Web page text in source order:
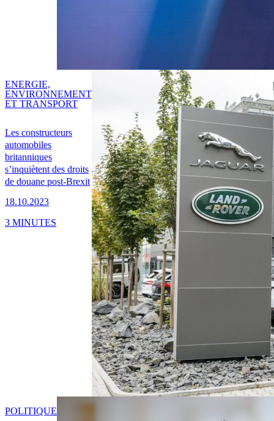
Les constructeurs
automobiles
britanniques
s’inquiètent des droits
de douane post-Brexit
18.10.2023
ENERGIE,
ENVIRONNEMENT
ET TRANSPORT
3 MINUTES
POLITIQUE